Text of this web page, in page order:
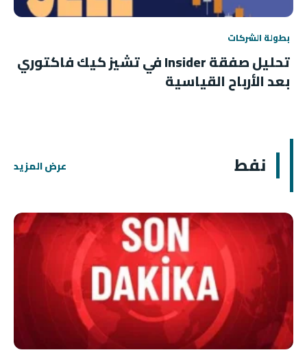
بطولة الشركات
تحليل صفقة Insider في تشيز كيك فاكتوري
بعد الأرباح القياسية
نفط عرض المزيد